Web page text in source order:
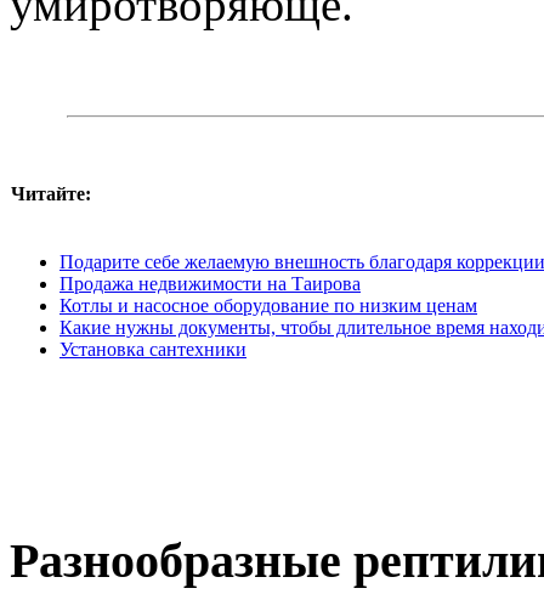
Читайте:
Подарите себе желаемую внешность благодаря
Продажа недвижимости на Таирова
Котлы и насосное оборудование по низким ценам
Какие нужны документы, чтобы длительное время
Установка сантехники
Разнообразные